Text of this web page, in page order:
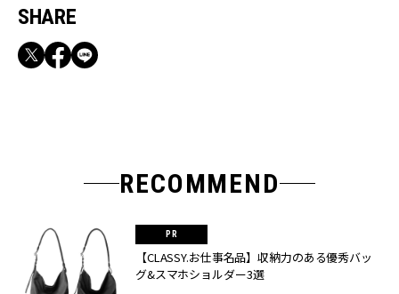
SHARE
RECOMMEND
【CLASSY.お仕事名品】収納力のある優秀バッ
グ&スマホショルダー3選